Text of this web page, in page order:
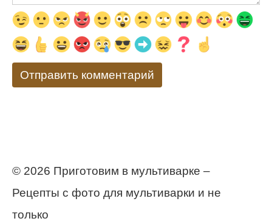
© 2026 Приготовим в мультиварке –
Рецепты с фото для мультиварки и не
только